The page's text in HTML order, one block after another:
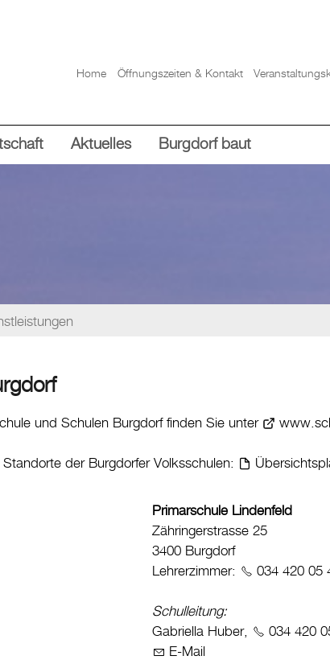
Home Öffnungszeiten & Kontakt
Aktuelles Burgdorf baut
und Schulen Burgdorf finden Sie unter
der Burgdorfer Volksschulen:
Primarschule Lindenfeld
Zähringerstrasse 25
3400 Burgdorf
Lehrerzimmer:
034 420 05
Schulleitung:
Gabriella Huber,
034 420
E-Mail